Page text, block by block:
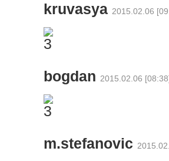
kruvasya 2015.02.06
bogdan 2015.02.06
m.stefanovic